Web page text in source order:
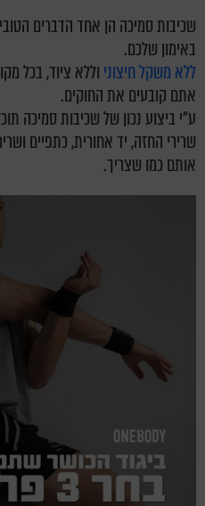
שכיבות סמיכה הן אחד הדברים
באימון שלכם.
ללא משקל חיצוני וללא ציוד, בכל
אתם קובעים את החוקים.
ע"י ביצוע נכון של שכיבות סמיכה
שרירי החזה, יד אחורית, כתפיים
אותם כמו שצריך.